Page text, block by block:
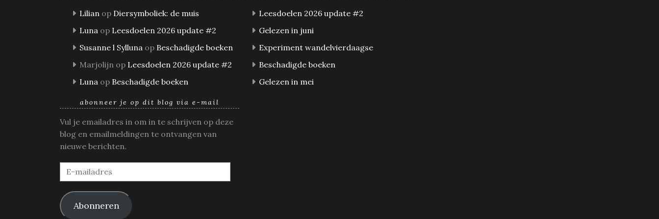
Lilian op Diersymboliek: de muis
Luna op Leesdoelen 2026 update #2
Susanne l Sylluna op Beschadigde boeken
Marjolijn op Leesdoelen 2026 update #2
Luna op Beschadigde boeken
Leesdoelen 2026 update #2
Gelezen in juni
Experiment wandelvierdaagse
Beschadigde boeken
Gelezen in mei
abonneer je op dit blog via e-mail
Vul je emailadres in om in te schrijven op deze
blog en emailmeldingen te ontvangen van
nieuwe berichten.
E-
mailadres
Abonneren